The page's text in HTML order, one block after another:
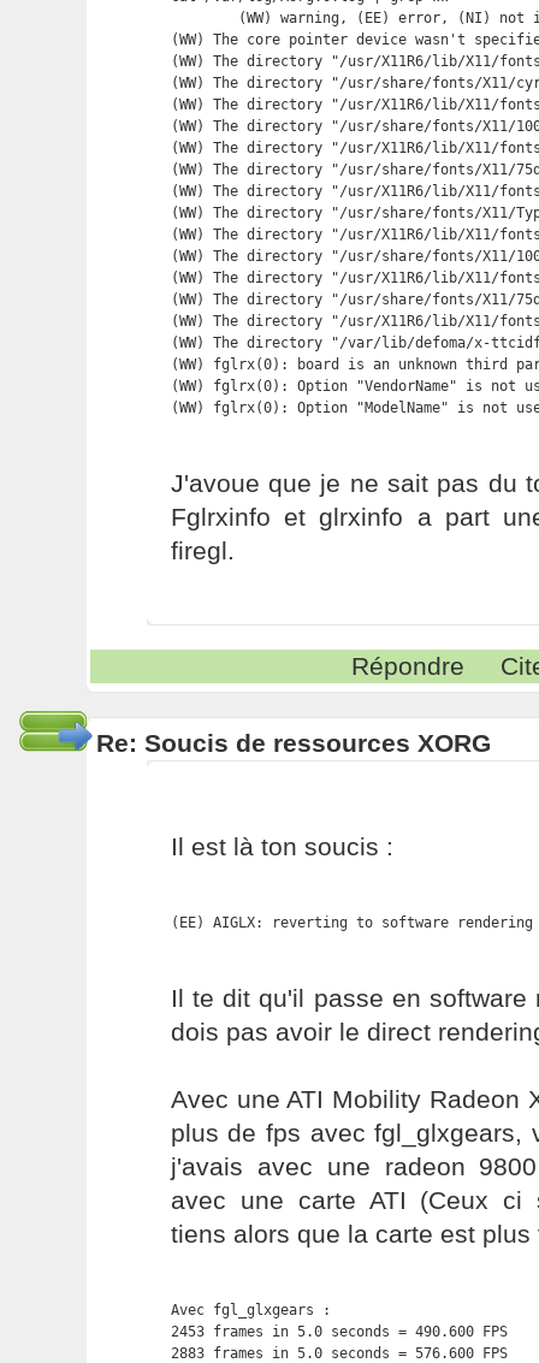
(WW) warning, (EE) error, (NI) not
(WW) The core pointer device wasn't
(WW) The directory "/usr/X11R6/lib/X11/
(WW) The directory "/usr/share/fonts/
(WW) The directory "/usr/X11R6/lib/X11/
(WW) The directory "/usr/share/fonts/X11/
(WW) The directory "/usr/X11R6/lib/X11/
(WW) The directory "/usr/share/fonts/X11/
(WW) The directory "/usr/X11R6/lib/X11/
(WW) The directory "/usr/share/fonts/X11/
(WW) The directory "/usr/X11R6/lib/X11/
(WW) The directory "/usr/share/fonts/X11/
(WW) The directory "/usr/X11R6/lib/X11/
(WW) The directory "/usr/share/fonts/X11/
(WW) The directory "/usr/X11R6/lib/X11/
(WW) The directory "/var/lib/defoma/x-
(WW) fglrx(0): board is an unknown third
(WW) fglrx(0): Option "VendorName" is not
(WW) fglrx(0): Option "ModelName" is not
J'avoue que je ne sait pas du
Fglrxinfo et glrxinfo a part
firegl.
Répondre
Re: Soucis de ressources XORG
Il est là ton soucis :
(EE) AIGLX: reverting to software rendering
Il te dit qu'il passe en software
dois pas avoir le direct
Avec une ATI Mobility Radeon
plus de fps avec fgl_glxgears,
j'avais avec une radeon
avec une carte ATI (Ceux ci
tiens alors que la carte est plus
Avec fgl_glxgears :
2453 frames in 5.0 seconds = 490.600 FPS
2883 frames in 5.0 seconds = 576.600 FPS